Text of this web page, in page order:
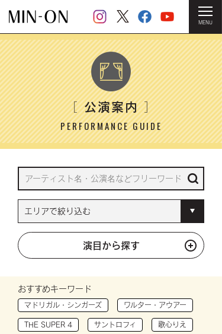
MENU
HOME ＞ 公演案内
［公演案内］
PERFORMANCE GUIDE
演目から探す
おすすめキーワード
マドリガル・シンガーズ ワルター・アウアー
THE SUPER 4 サントロフィ 歌心りえ